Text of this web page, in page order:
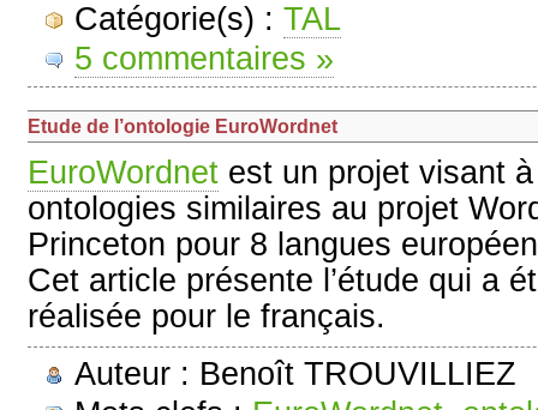
Catégorie(s) : TAL
5 commentaires »
Etude de l’ontologie EuroWordnet
EuroWordnetest un projet visant
ontologies similaires au projet
Princeton pour 8 langues
Cet article présente l’étude qui a
réalisée pour le français.
Auteur : Benoît TROUVILLIEZ